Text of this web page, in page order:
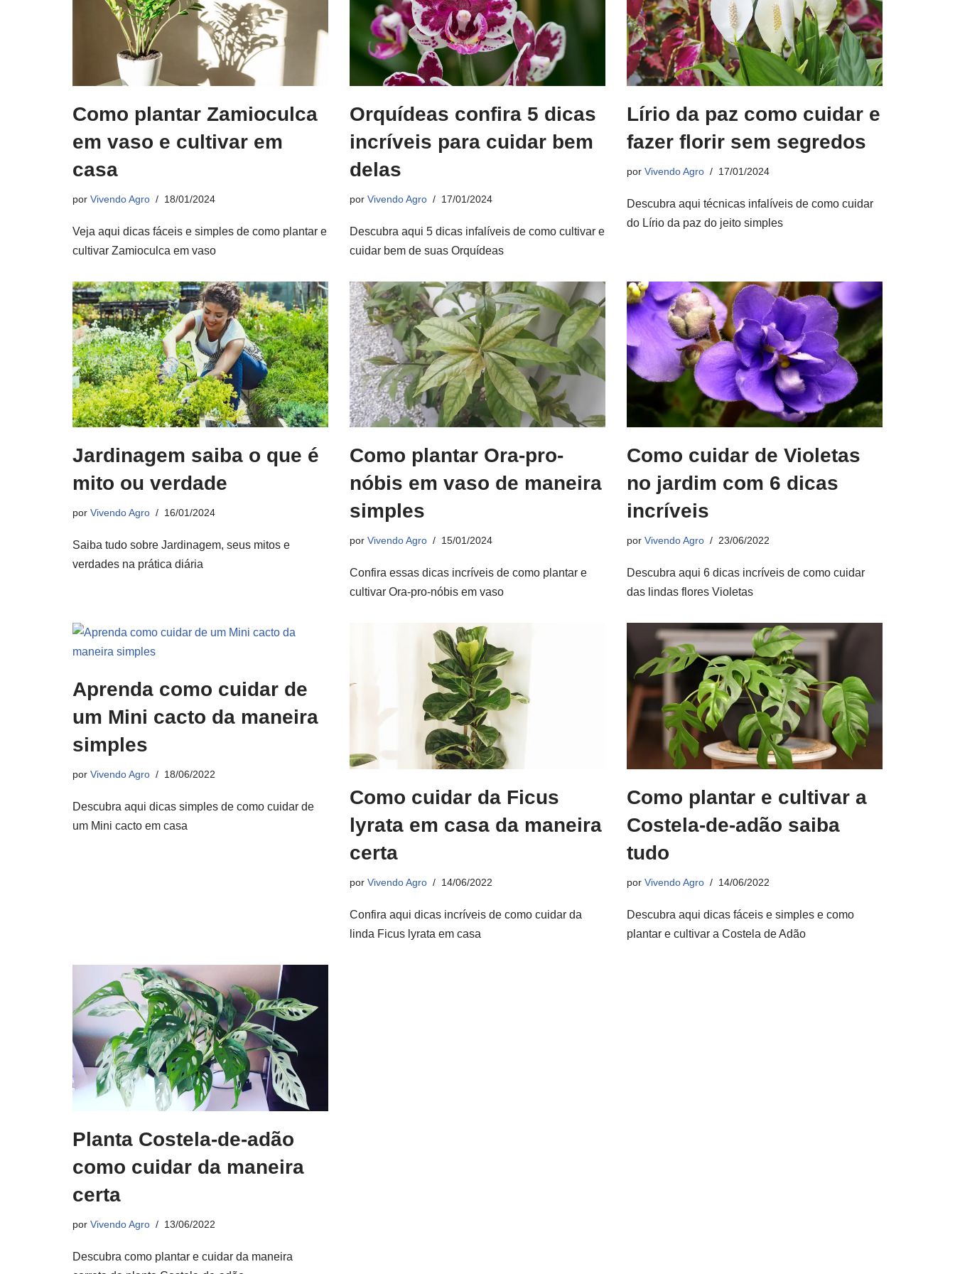
Como plantar Zamioculca
em vaso e cultivar em
casa
por Vivendo Agro 18/01/2024
Veja aqui dicas fáceis e simples de como plantar e
cultivar Zamioculca em vaso
Orquídeas confira 5 dicas
incríveis para cuidar bem
delas
por Vivendo Agro 17/01/2024
Descubra aqui 5 dicas infalíveis de como cultivar e
cuidar bem de suas Orquídeas
Lírio da paz como cuidar e
fazer florir sem segredos
por Vivendo Agro 17/01/2024
Descubra aqui técnicas infalíveis de como cuidar
do Lírio da paz do jeito simples
Jardinagem saiba o que é
mito ou verdade
por Vivendo Agro 16/01/2024
Saiba tudo sobre Jardinagem, seus mitos e
verdades na prática diária
Como plantar Ora-pro-
nóbis em vaso de maneira
simples
por Vivendo Agro 15/01/2024
Confira essas dicas incríveis de como plantar e
cultivar Ora-pro-nóbis em vaso
Como cuidar de Violetas
no jardim com 6 dicas
incríveis
por Vivendo Agro 23/06/2022
Descubra aqui 6 dicas incríveis de como cuidar
das lindas flores Violetas
Aprenda como cuidar de
um Mini cacto da maneira
simples
por Vivendo Agro 18/06/2022
Descubra aqui dicas simples de como cuidar de
um Mini cacto em casa
Como cuidar da Ficus
lyrata em casa da maneira
certa
por Vivendo Agro 14/06/2022
Confira aqui dicas incríveis de como cuidar da
linda Ficus lyrata em casa
Como plantar e cultivar a
Costela-de-adão saiba
tudo
por Vivendo Agro 14/06/2022
Descubra aqui dicas fáceis e simples e como
plantar e cultivar a Costela de Adão
Planta Costela-de-adão
como cuidar da maneira
certa
por Vivendo Agro 13/06/2022
Descubra como plantar e cuidar da maneira